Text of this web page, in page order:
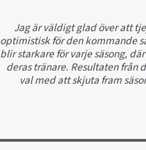
Jag är väldigt glad över att
optimistisk för den kommande
blir starkare för varje säsong,
deras tränare. Resultaten från
val med att skjuta fram